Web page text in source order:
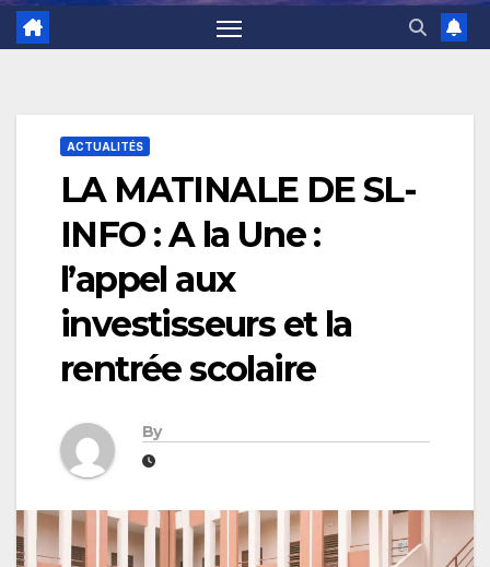
ACTUALITÉS
LA MATINALE DE SL-
INFO : A la Une :
l’appel aux
investisseurs et la
rentrée scolaire
By